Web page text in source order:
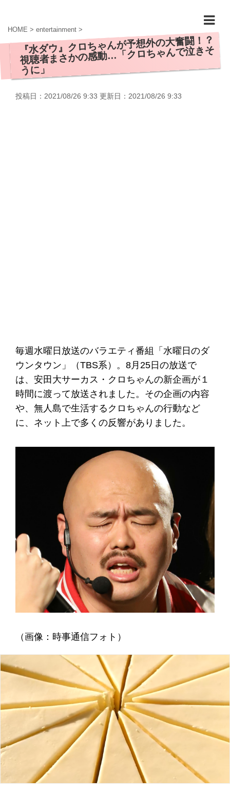
HOME > entertainment >
『水ダウ』クロちゃんが予想外の大奮闘！？
視聴者まさかの感動…「クロちゃんで泣きそ
うに」
投稿日：2021/08/26 9:33 更新日： 2021/08/26 9:33
毎週水曜日放送のバラエティ番組「水曜日のダ
ウンタウン」（TBS系）。8月25日の放送で
は、安田大サーカス・クロちゃんの新企画が１
時間に渡って放送されました。その企画の内容
や、無人島で生活するクロちゃんの行動など
に、ネット上で多くの反響がありました。
（画像：時事通信フォト）